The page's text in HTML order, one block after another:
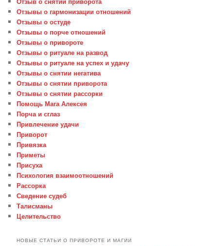
Отзывы о гармонизации отношений
Отзывы о остуде
Отзывы о порче отношений
Отзывы о привороте
Отзывы о ритуале на развод
Отзывы о ритуале на успех и удачу
Отзывы о снятии негатива
Отзывы о снятии приворота
Отзывы о снятии рассорки
Помощь Мага Алексея
Порча и сглаз
Привлечение удачи
Приворот
Привязка
Приметы
Присуха
Психология взаимоотношений
Рассорка
Сведение судеб
Талисманы
Целительство
НОВЫЕ СТАТЬИ О ПРИВОРОТЕ И МАГИИ